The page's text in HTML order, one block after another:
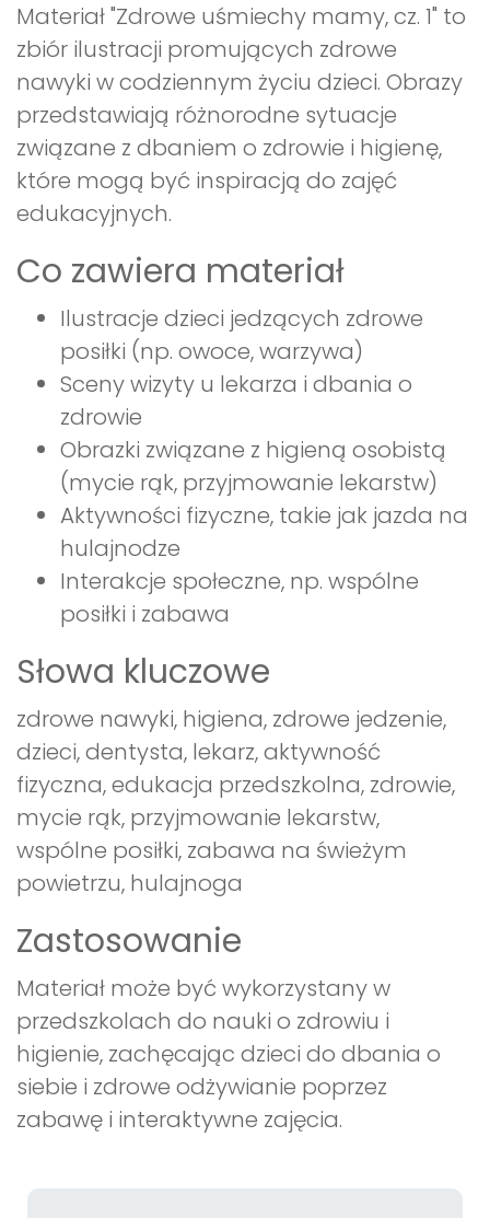
Materiał "Zdrowe uśmiechy mamy, cz. 1" to
zbiór ilustracji promujących zdrowe
nawyki w codziennym życiu dzieci. Obrazy
przedstawiają różnorodne sytuacje
związane z dbaniem o zdrowie i higienę,
które mogą być inspiracją do zajęć
edukacyjnych.
Co zawiera materiał
Ilustracje dzieci jedzących zdrowe
posiłki (np. owoce, warzywa)
Sceny wizyty u lekarza i dbania o
zdrowie
Obrazki związane z higieną osobistą
(mycie rąk, przyjmowanie lekarstw)
Aktywności fizyczne, takie jak jazda na
hulajnodze
Interakcje społeczne, np. wspólne
posiłki i zabawa
Słowa kluczowe
zdrowe nawyki, higiena, zdrowe jedzenie,
dzieci, dentysta, lekarz, aktywność
fizyczna, edukacja przedszkolna, zdrowie,
mycie rąk, przyjmowanie lekarstw,
wspólne posiłki, zabawa na świeżym
powietrzu, hulajnoga
Zastosowanie
Materiał może być wykorzystany w
przedszkolach do nauki o zdrowiu i
higienie, zachęcając dzieci do dbania o
siebie i zdrowe odżywianie poprzez
zabawę i interaktywne zajęcia.